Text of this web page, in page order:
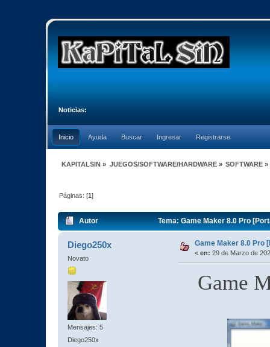
Noticias:
Inicio Ayuda Buscar Ingresar Registrarse
KAPITALSIN » JUEGOS/SOFTWARE/HARDWARE» SOFTWARE»
Páginas: [1]
Autor Tema: Game Maker 8.0 Pro
Diego250x
Novato
Mensajes: 5
Diego250x
Game Maker 8.0 Pro
« en: 29 de Marzo de
Game